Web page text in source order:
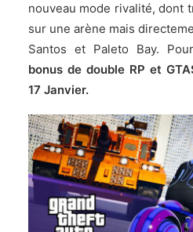
nouveau mode rivalité, dont
sur une arène mais
Santos et Paleto Bay.
bonus de double RP et
17 Janvier.